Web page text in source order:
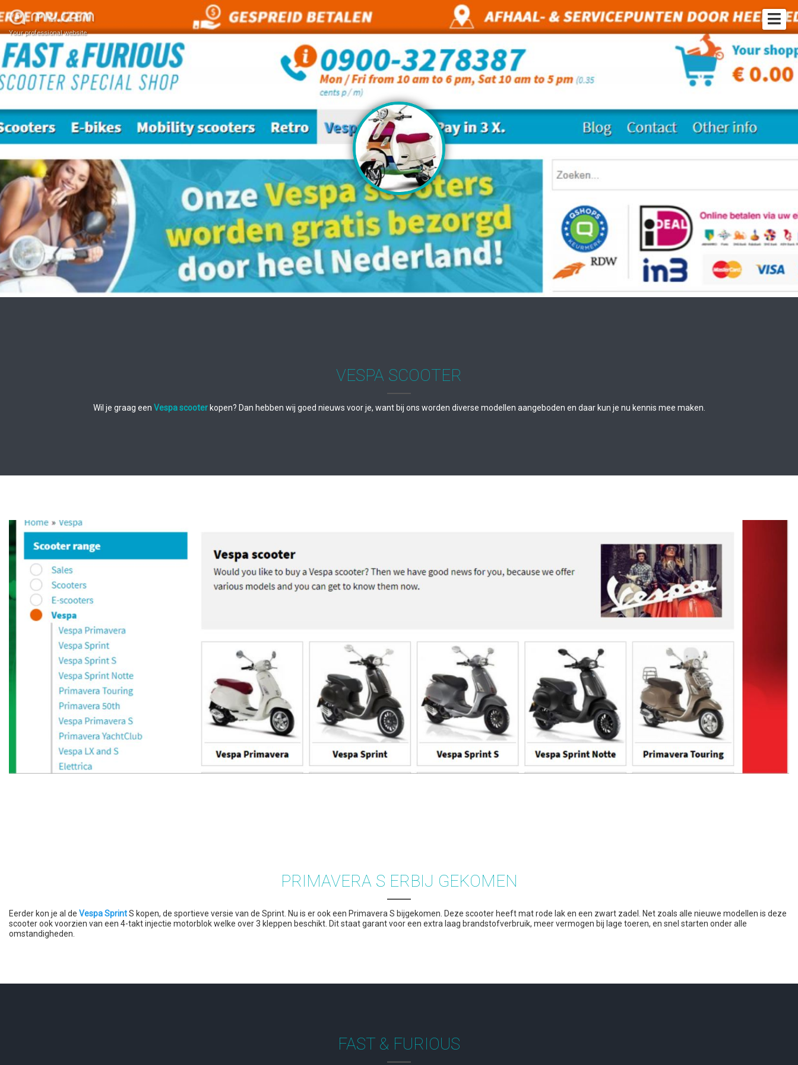
Your professional website
VESPA SCOOTER
Wil je graag een Vespa scooterkopen? Dan hebben wij goed nieuws voor je, want bij ons worden diverse modellen aangeboden en daar kun je nu kennis mee maken.
PRIMAVERA S ERBIJ GEKOMEN
Eerder kon je al de Vespa SprintS kopen, de sportieve versie van de Sprint. Nu is er ook een Primavera S bijgekomen. Deze scooter heeft mat rode lak en een zwart zadel. Net zoals alle nieuwe modellen is deze
scooter ook voorzien van een 4-takt injectie motorblok welke over 3 kleppen beschikt. Dit staat garant voor een extra laag brandstofverbruik, meer vermogen bij lage toeren, en snel starten onder alle
omstandigheden.
FAST & FURIOUS